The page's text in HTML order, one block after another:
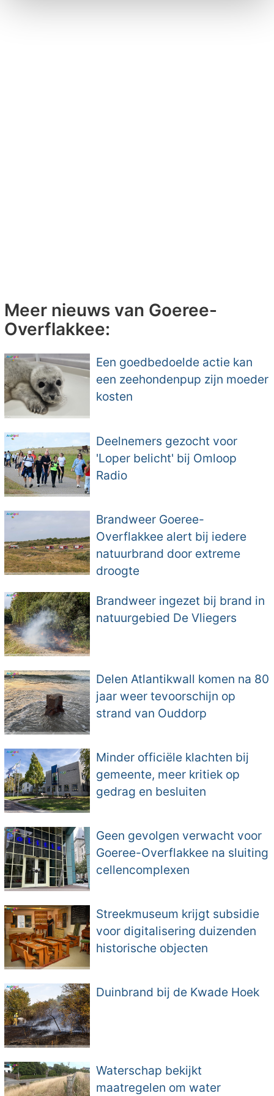
Meer nieuws van Goeree-
Overflakkee:
Een goedbedoelde actie kan
een zeehondenpup zijn moeder
kosten
Deelnemers gezocht voor
'Loper belicht' bij Omloop
Radio
Brandweer Goeree-
Overflakkee alert bij iedere
natuurbrand door extreme
droogte
Brandweer ingezet bij brand in
natuurgebied De Vliegers
Delen Atlantikwall komen na 80
jaar weer tevoorschijn op
strand van Ouddorp
Minder officiële klachten bij
gemeente, meer kritiek op
gedrag en besluiten
Geen gevolgen verwacht voor
Goeree-Overflakkee na sluiting
cellencomplexen
Streekmuseum krijgt subsidie
voor digitalisering duizenden
historische objecten
Duinbrand bij de Kwade Hoek
Waterschap bekijkt
maatregelen om water